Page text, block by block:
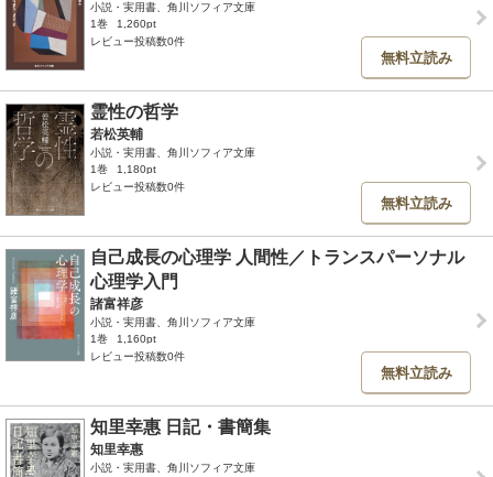
小説・実用書、角川ソフィア文庫
1巻
1,260pt
レビュー投稿数0件
無料立読み
霊性の哲学
若松英輔
小説・実用書、角川ソフィア文庫
1巻
1,180pt
レビュー投稿数0件
無料立読み
自己成長の心理学 人間性／トランスパーソナル
心理学入門
諸富祥彦
小説・実用書、角川ソフィア文庫
1巻
1,160pt
レビュー投稿数0件
無料立読み
知里幸惠 日記・書簡集
知里幸惠
小説・実用書、角川ソフィア文庫